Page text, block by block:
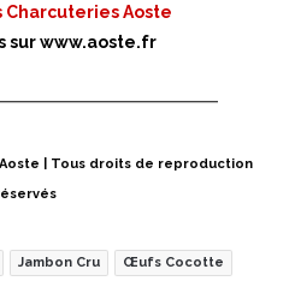
Charcuteries Aoste
surwww.aoste.fr
| Tous droits de reproduction
Jambon Cru Œufs Cocotte